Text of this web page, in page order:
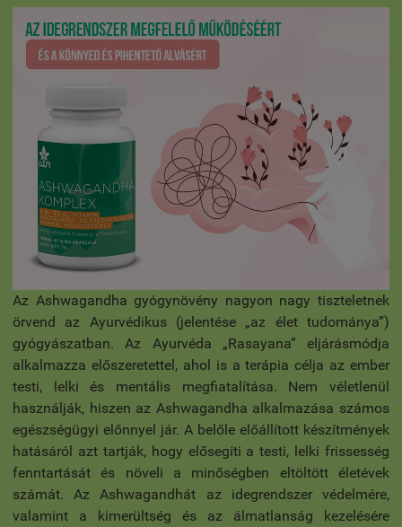
Az Ashwagandha gyógynövény nagyon nagy tiszteletnek
örvend az Ayurvédikus (jelentése „az élet tudománya”)
gyógyászatban. Az Ayurvéda „Rasayana” eljárásmódja
alkalmazza előszeretettel, ahol is a terápia célja az ember
testi, lelki és mentális megfiatalítása. Nem véletlenül
használják, hiszen az Ashwagandha alkalmazása számos
egészségügyi előnnyel jár. A belőle előállított készítmények
hatásáról azt tartják, hogy elősegíti a testi, lelki frissesség
fenntartását és növeli a minőségben eltöltött életévek
számát. Az Ashwagandhát az idegrendszer védelmére,
valamint a kimerültség és az álmatlanság kezelésére